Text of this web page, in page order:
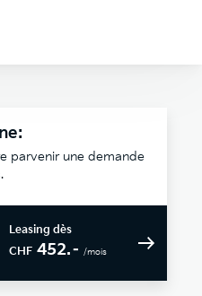
parvenir une demande
Leasing dès
CHF 452.– /mois